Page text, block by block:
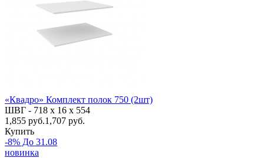
«Квадро» Комплект полок 750 (2шт)
ШВГ - 718 х 16 х 554
1,855 руб.1,707 руб.
Купить
-8% До 31.08
новинка